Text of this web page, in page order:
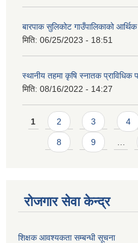
बारपाक सुलिकोट गाउँपालिकाको
मिति: 06/25/2023 - 18:51
स्थानीय तहमा कृषि स्नातक प्राविधिक
मिति: 08/16/2022 - 14:27
Pages
1 2 3 4
8 9
रोजगार सेवा केन्द्र
शिक्षक आवश्यकता सम्बन्धी सूचना